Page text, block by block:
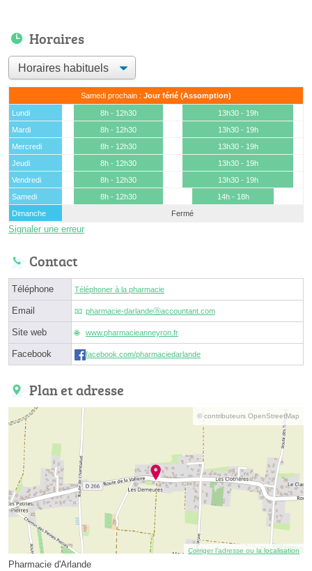
Horaires
Samedi prochain : Jour férié (Assomption)
Lundi 8h - 12h30
13h30 - 19h
Mardi
8h - 12h30
13h30 - 19h
Mercredi
8h - 12h30
13h30 - 19h
Jeudi
8h - 12h30
13h30 - 19h
Vendredi
8h - 12h30
13h30 - 19h
Samedi
8h - 12h30
14h - 18h
Dimanche
Fermé
Signaler une erreur
Contact
Téléphone Téléphoner à la pharmacie
Email pharmacie-darlandeⓐaccountant.com
Site web www.pharmacieanneyron.fr
Facebook facebook.com/pharmaciedarlande
Plan et adresse
© contributeurs OpenStreetMap
Corriger l’adresse ou la localisation
Pharmacie d'Arlande